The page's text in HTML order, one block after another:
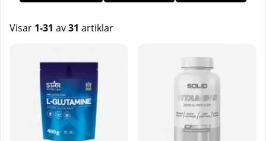
immunförsvar hos oss på Tillskottsbolaget!
Visar 1-31 av31 artiklar